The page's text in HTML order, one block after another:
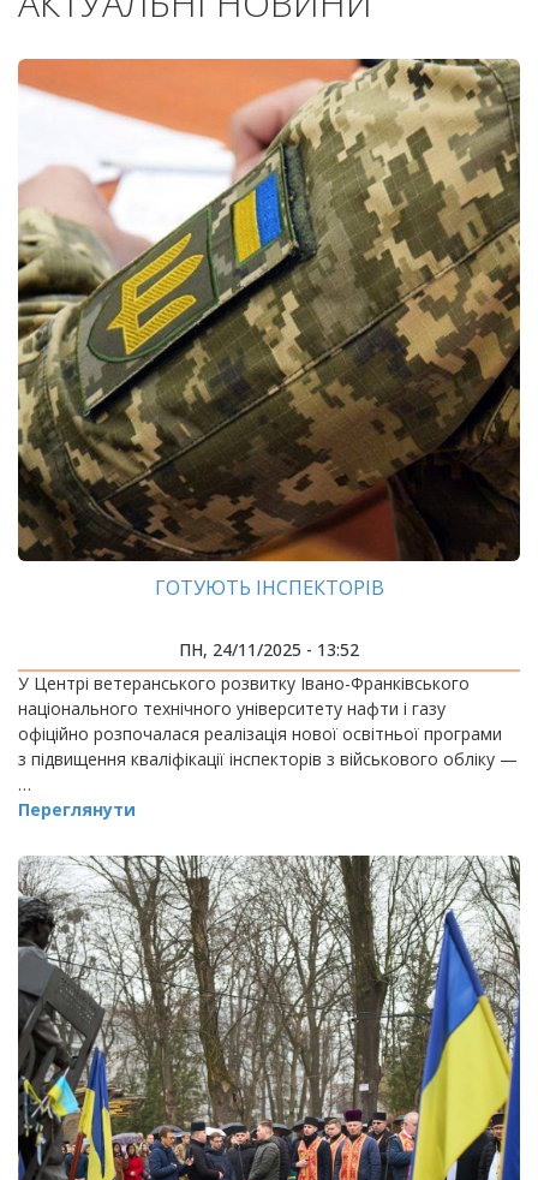
ГОТУЮТЬ ІНСПЕКТОРІВ
ПН, 24/11/2025 - 13:52
У Центрі ветеранського розвитку Івано-Франківського
національного технічного університету нафти і газу
офіційно розпочалася реалізація нової освітньої програми
з підвищення кваліфікації інспекторів з військового обліку —
…
Переглянути